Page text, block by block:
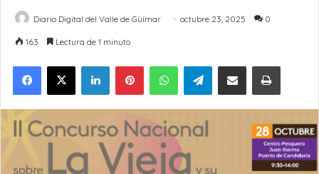
Diario Digital del Valle de Güímar octubre 23, 2025 0
163 Lectura de 1 minuto
LinkedInPinterestWhatsAppTelegramCompartir por Email Imprimir